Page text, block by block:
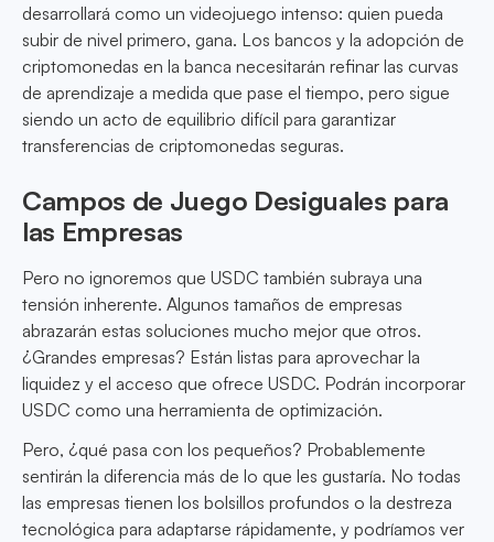
desarrollará como un videojuego intenso: quien pueda
subir de nivel primero, gana. Los bancos y la adopción de
criptomonedas en la banca necesitarán refinar las curvas
de aprendizaje a medida que pase el tiempo, pero sigue
siendo un acto de equilibrio difícil para garantizar
transferencias de criptomonedas seguras.
Campos de Juego Desiguales para
las Empresas
Pero no ignoremos que USDC también subraya una
tensión inherente. Algunos tamaños de empresas
abrazarán estas soluciones mucho mejor que otros.
¿Grandes empresas? Están listas para aprovechar la
liquidez y el acceso que ofrece USDC. Podrán incorporar
USDC como una herramienta de optimización.
Pero, ¿qué pasa con los pequeños? Probablemente
sentirán la diferencia más de lo que les gustaría. No todas
las empresas tienen los bolsillos profundos o la destreza
tecnológica para adaptarse rápidamente, y podríamos ver